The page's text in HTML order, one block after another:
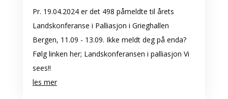
Pr. 19.04.2024 er det 498 påmeldte til årets
Landskonferanse i Palliasjon i Grieghallen
Bergen, 11.09 - 13.09. Ikke meldt deg på enda?
Følg linken her; Landskonferansen i palliasjon Vi
sees!!
les mer